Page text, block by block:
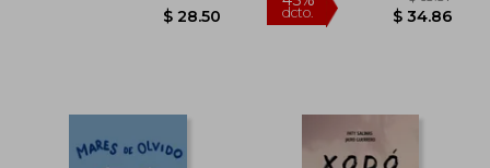
45%
dcto. $ 40.39